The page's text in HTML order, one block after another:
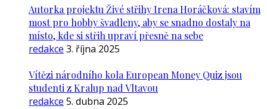
Autorka projektu Živé střihy Irena Horáčková: stavím
most pro hobby švadleny, aby se snadno dostaly na
místo, kde si střih upraví přesně na sebe
redakce 3. října 2025
Vítězi národního kola European Money Quiz jsou
studenti z Kralup nad Vltavou
redakce 5. dubna 2025